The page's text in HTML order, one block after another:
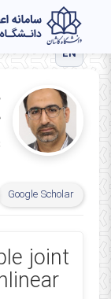
EN
Google Scholar
joint